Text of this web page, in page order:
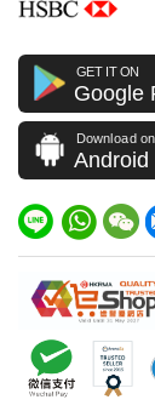
GET IT ON
Google
Download
Android